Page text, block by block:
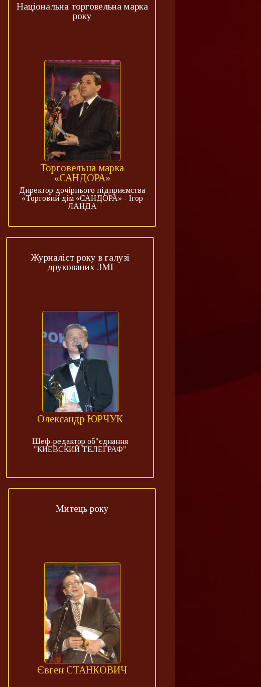
Національна торговельна марка
року
Торговельна марка
«САНДОРА»
Директор дочірнього підприємства
«Торговий дім «САНДОРА» - Ігор
ЛАНДА
Журналіст року в галузі
друкованих ЗМІ
Олександр ЮРЧУК
Шеф-редактор об"єднання
"КИЕВСКИЙ ТЕЛЕГРАФ"
Митець року
Євген СТАНКОВИЧ